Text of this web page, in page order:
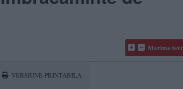
Marime text
VERSIUNE PRINTABILA